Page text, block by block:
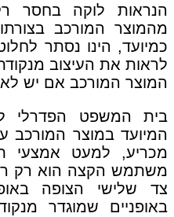
הנראות לוקה בחסר
מהמוצר המורכב
כמיועד, הינו נסתר
לראות את העיצוב
המוצר המורכב אם יש
בית המשפט הפדרלי
המיועד במוצר
מכריע, למעט אמצעי
משתמש הקצה הוא רק
צד שלישי הצופה
באופניים שמוגדר